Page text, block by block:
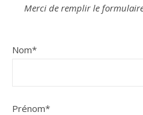
Merci de remplir le
Nom*
Prénom*